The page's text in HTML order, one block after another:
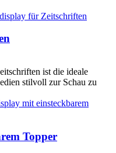
für Zeitschriften
ist die ideale
stilvoll zur Schau zu
mit einsteckbarem
Topper